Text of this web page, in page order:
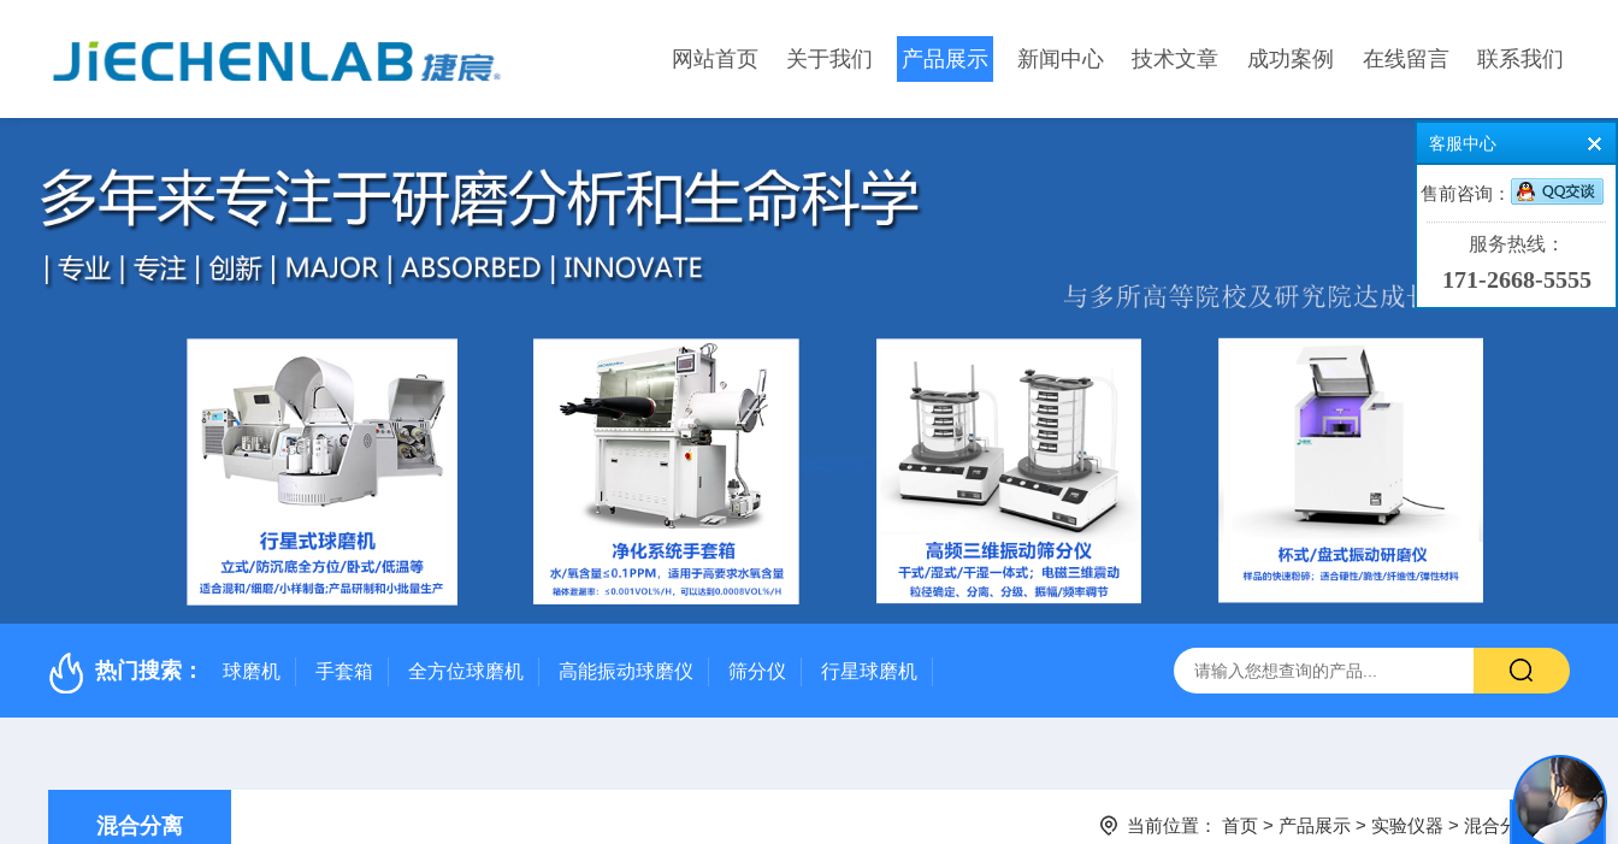
网站首页 关于我们 产品展示 新闻中心 技术文章 成功案例 在线留言 联系我们
热门搜索： 球磨机 手套箱 全方位球磨机 高能振动球磨仪 筛分仪 行星球磨机
混合分离 当前位置： 首页> 产品展示> 实验仪器 > 混合分离
客服中心
售前咨询：
服务热线：
171-2668-5555